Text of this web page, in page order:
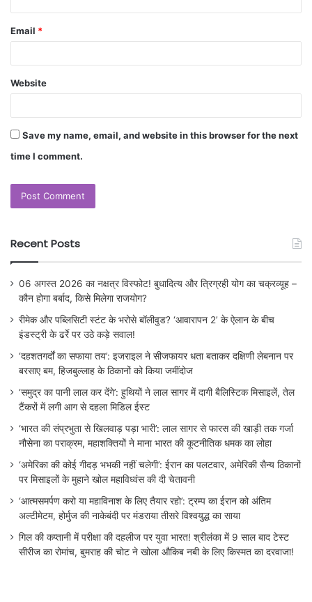
Email *
Website
Save my name, email, and website in this browser for the next
time I comment.
Recent Posts
06 अगस्त 2026 का नक्षत्र विस्फोट! बुधादित्य और त्रिग्रही योग का चक्रव्यूह –
कौन होगा बर्बाद, किसे मिलेगा राजयोग?
रीमेक और पब्लिसिटी स्टंट के भरोसे बॉलीवुड? ‘आवारापन 2’ के ऐलान के बीच
इंडस्ट्री के ढर्रे पर उठे कड़े सवाल!
‘दहशतगर्दों का सफाया तय’: इजराइल ने सीजफायर धता बताकर दक्षिणी लेबनान पर
बरसाए बम, हिजबुल्लाह के ठिकानों को किया जमींदोज
‘समुद्र का पानी लाल कर देंगे’: हुथियों ने लाल सागर में दागी बैलिस्टिक मिसाइलें, तेल
टैंकरों में लगी आग से दहला मिडिल ईस्ट
‘भारत की संप्रभुता से खिलवाड़ पड़ा भारी’: लाल सागर से फारस की खाड़ी तक गर्जा
नौसेना का पराक्रम, महाशक्तियों ने माना भारत की कूटनीतिक धमक का लोहा
‘अमेरिका की कोई गीदड़ भभकी नहीं चलेगी’: ईरान का पलटवार, अमेरिकी सैन्य ठिकानों
पर मिसाइलों के मुहाने खोल महाविध्वंस की दी चेतावनी
‘आत्मसमर्पण करो या महाविनाश के लिए तैयार रहो’: ट्रम्प का ईरान को अंतिम
अल्टीमेटम, होर्मुज की नाकेबंदी पर मंडराया तीसरे विश्वयुद्ध का साया
गिल की कप्तानी में परीक्षा की दहलीज पर युवा भारत! श्रीलंका में 9 साल बाद टेस्ट
सीरीज का रोमांच, बुमराह की चोट ने खोला औकिब नबी के लिए किस्मत का दरवाजा!